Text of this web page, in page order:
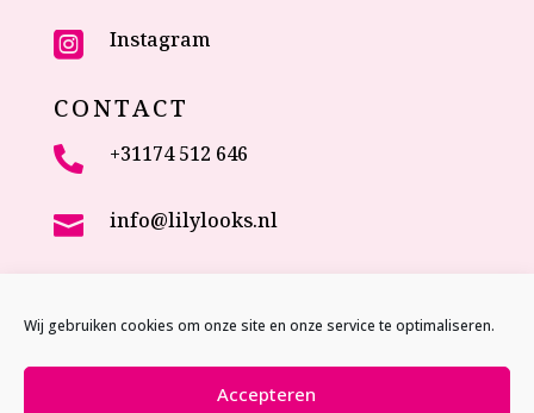
Wij gebruiken cookies om onze site en onze service te optimaliseren.
Accepteren
 Instagram
CONTACT
 +31174 512 646
 info@lilylooks.nl
2635 NC Den Hoorn (ZH)